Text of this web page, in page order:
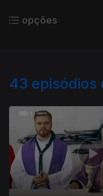
opções
43 episódios